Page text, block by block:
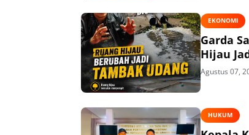
EKONOMI
Garda
Hijau
Agustus 07,
HUKUM